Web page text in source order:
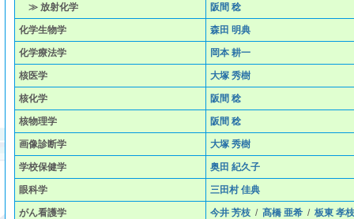
≫ 放射化学 阪間 稔
化学生物学 森田 明典
化学療法学 岡本 耕一
核医学 大塚 秀樹
核化学 阪間 稔
核物理学 阪間 稔
画像診断学 大塚 秀樹
学校保健学 奥田 紀久子
眼科学 三田村 佳典
がん看護学 今井 芳枝/ 髙橋 亜希/ 板東 孝枝